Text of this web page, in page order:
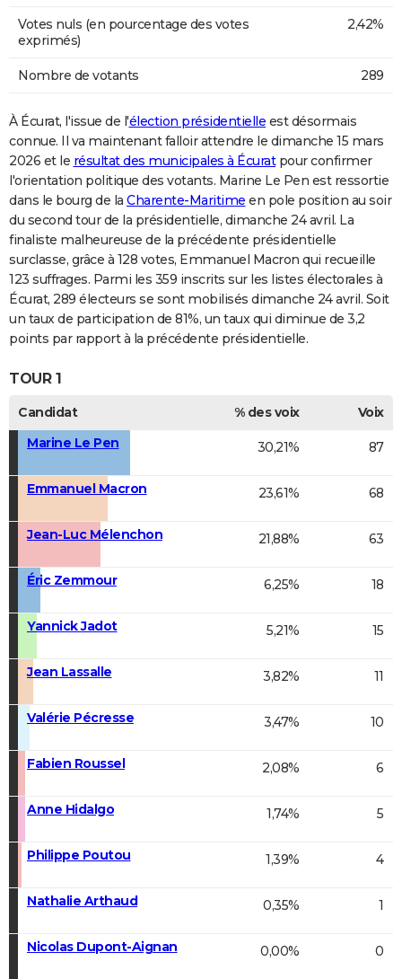
Votes nuls (en pourcentage des votes
exprimés)
2,42%
Nombre de votants 289
À Écurat, l'issue de l'élection présidentielle est désormais
connue. Il va maintenant falloir attendre le dimanche 15 mars
2026 et le résultat des municipales à Écuratpour confirmer
l'orientation politique des votants. Marine Le Pen est ressortie
dans le bourg de la Charente-Maritime en pole position au soir
du second tour de la présidentielle, dimanche 24 avril. La
finaliste malheureuse de la précédente présidentielle
surclasse, grâce à 128 votes, Emmanuel Macron qui recueille
123 suffrages. Parmi les 359 inscrits sur les listes électorales à
Écurat, 289 électeurs se sont mobilisés dimanche 24 avril. Soit
un taux de participation de 81%, un taux qui diminue de 3,2
points par rapport à la précédente présidentielle.
TOUR 1
Candidat % des voix
Voix
Marine Le Pen
30,21% 87
Emmanuel Macron 23,61% 68
Jean-Luc Mélenchon 21,88% 63
Éric Zemmour 6,25% 18
Yannick Jadot 5,21% 15
Jean Lassalle 3,82% 11
Valérie Pécresse 3,47% 10
Fabien Roussel 2,08% 6
Anne Hidalgo 1,74% 5
Philippe Poutou 1,39% 4
Nathalie Arthaud 0,35% 1
Nicolas Dupont-Aignan 0,00% 0